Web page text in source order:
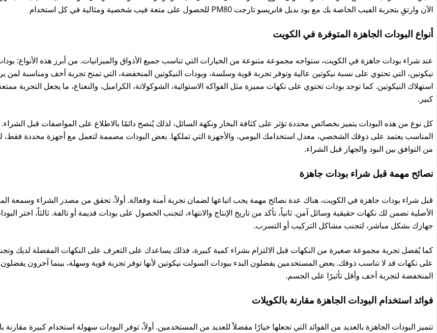
الآن وارتقِ بتجربة الفيب الخاصة بك مع بود بديل فابريسو تارجت PM80 للحصول على متعة فيب شخصية ومثالية في كل استخدام
أنواع البودات الجاهزة المتوفرة في الكويت
عند شراء بودات جاهزة في الكويت، ستواجه مجموعة متنوعة من الخيارات التي تناسب جميع الأذواق والميزانيات. من أبرز هذه الأنواع:
نيكوتين، التي تحتوي على نسبة نيكوتين عالية وتوفر تجربة قوية وسلسة، وبودات النيكوتين المنخفضة، التي تمنح تجربة أخف ومناسبة لمن
استهلاك النيكوتين. كما توجد بودات تحتوي على نكهات مميزة مثل الفواكه الاستوائية، الشوكولاتة، الكراميل، والنعناع، ما يجعل التجربة
كبير.
كل نوع من هذه البودات يتميز بخصائص محددة تؤثر على كثافة البخار ونكهة السائل، لذلك يُنصح دائمًا بالاطلاع على المواصفات قبل الشراء.
المناسب يعتمد على ذوقك الشخصي، معدل استخدامك اليومي، والأجهزة التي تملكها. بعض البودات مصممة لتعمل مع أجهزة محددة فقط،
من التوافق بين البود والجهاز قبل الشراء.
نصائح مهمة قبل شراء بودات جاهزة
قبل شراء بودات جاهزة في الكويت، هناك عدة نصائح مهمة يجب اتباعها لضمان تجربة آمنة وفعالة. أولاً، تحقق من مصدر الشراء وسمعة
الأصلية تضمن لك نكهات حقيقية وسائل آمن. ثانياً، تأكد من تاريخ الإنتاج والانتهاء، لتجنب الحصول على بودات قديمة أو تالفة. ثالثاً، اختر
جهازك بشكل مباشر، لتجنب مشاكل التركيب أو التسرب.
كما يُفضل تجربة مجموعة صغيرة من النكهات قبل الالتزام بشراء كمية كبيرة، فذلك يساعدك على التعرف على النكهات المفضلة لديك
على نكهات قد لا تناسب ذوقك. بعض المستخدمين يفضلون البدء ببودات السولت نيكوتين لأنها توفر تجربة قوية وسهلة، بينما آخرون يفضلون
المنخفضة لتجربة أخف وأقل تأثيرًا على الجسم.
فوائد استخدام البودات الجاهزة مقارنة بالكويلات
تتميز البودات الجاهزة بالعديد من الفوائد التي تجعلها خيارًا مفضلاً للعديد من المستخدمين. أولاً، توفر البودات سهولة استخدام كبيرة مقارنة